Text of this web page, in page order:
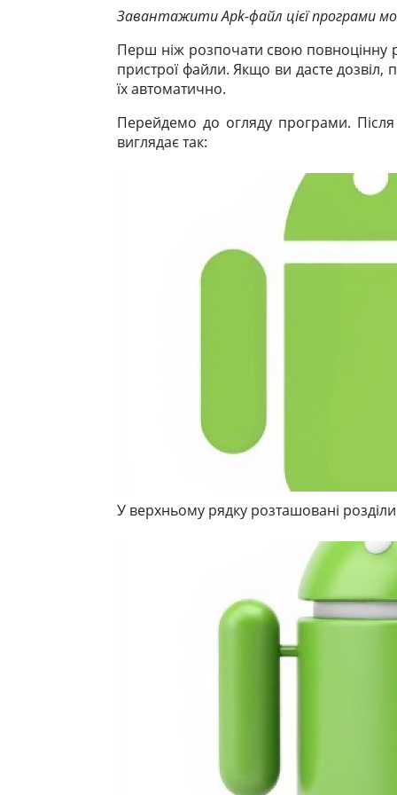
ЗавантажитиApk-файл цієї програми
Перш ніж розпочати свою повноцінну
пристрої файли. Якщо ви дасте дозвіл,
їх автоматично.
Перейдемо до огляду програми.
виглядає так:
У верхньому рядку розташовані розділи